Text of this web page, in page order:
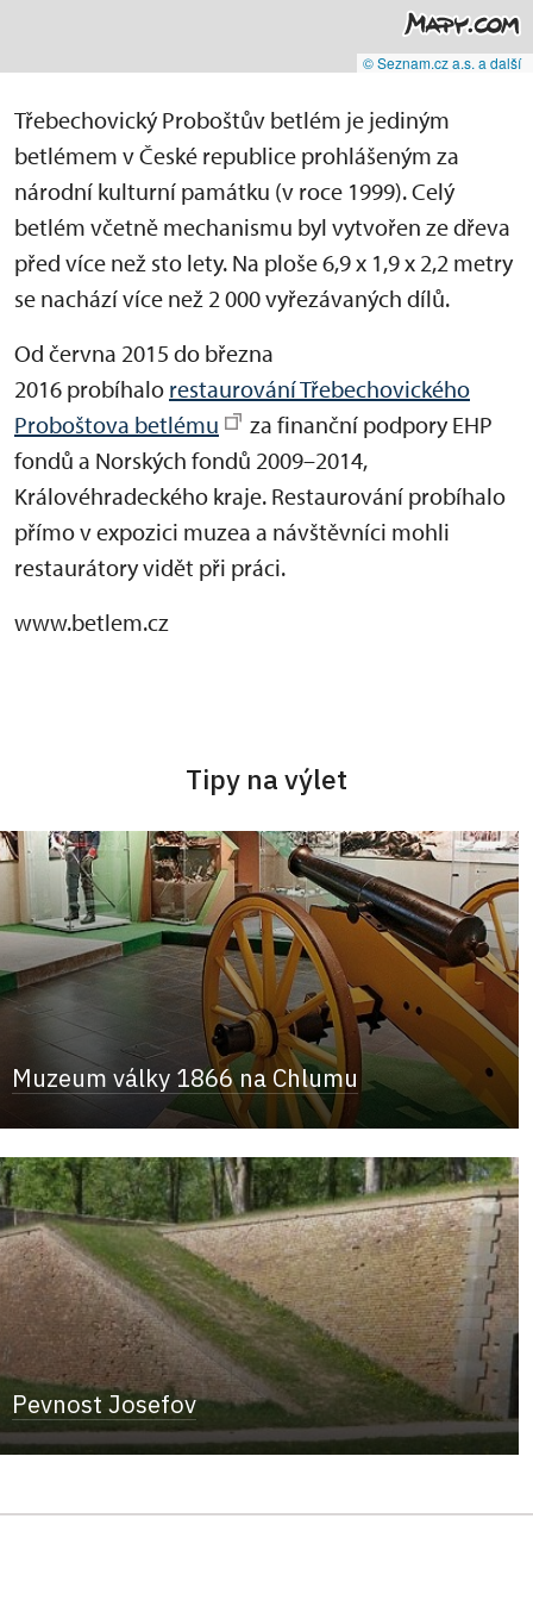
© Seznam.cz a.s. a další
Třebechovický Proboštův betlém je jediným
betlémem v České republice prohlášeným za
národní kulturní památku (v roce 1999). Celý
betlém včetně mechanismu byl vytvořen ze dřeva
před více než sto lety. Na ploše 6,9 x 1,9 x 2,2 metry
se nachází více než 2 000 vyřezávaných dílů.
Od června 2015 do března
2016 probíhalo restaurování Třebechovického
Proboštova betlému
za finanční podpory EHP
fondů a Norských fondů 2009–2014,
Královéhradeckého kraje. Restaurování probíhalo
přímo v expozici muzea a návštěvníci mohli
restaurátory vidět při práci.
www.betlem.cz
Tipy na výlet
Muzeum války 1866 na Chlumu
Pevnost Josefov